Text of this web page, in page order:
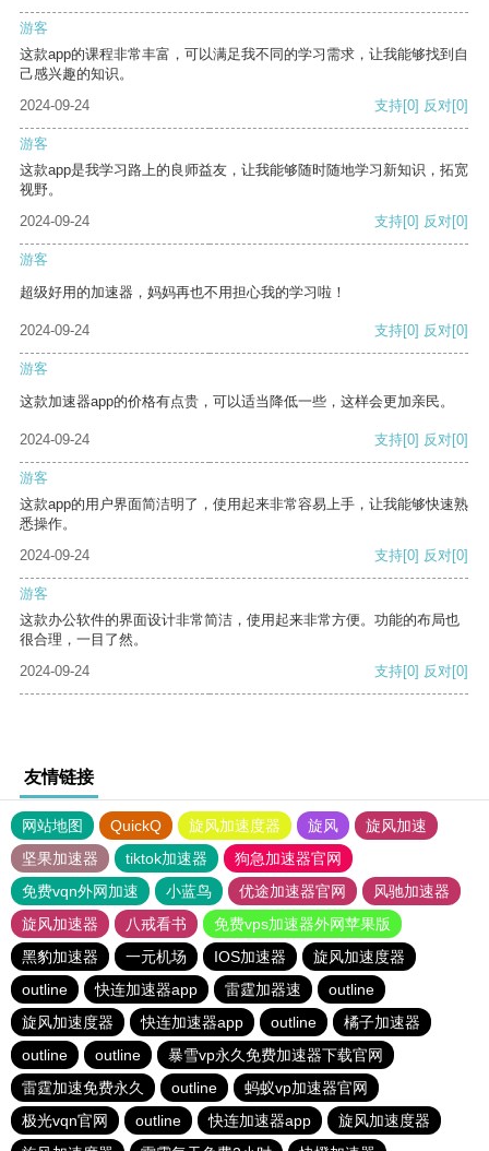
游客
这款app的课程非常丰富，可以满足我不同的学习需求，让我能够找到自
己感兴趣的知识。
2024-09-24
支持[0] 反对[0]
游客
这款app是我学习路上的良师益友，让我能够随时随地学习新知识，拓宽
视野。
2024-09-24
支持[0] 反对[0]
游客
超级好用的加速器，妈妈再也不用担心我的学习啦！
2024-09-24 支持[0] 反对[0]
游客
这款加速器app的价格有点贵，可以适当降低一些，这样会更加亲民。
2024-09-24 支持[0] 反对[0]
游客
这款app的用户界面简洁明了，使用起来非常容易上手，让我能够快速熟
悉操作。
2024-09-24
支持[0] 反对[0]
游客
这款办公软件的界面设计非常简洁，使用起来非常方便。功能的布局也
很合理，一目了然。
2024-09-24
支持[0] 反对[0]
友情链接
网站地图 QuickQ 旋风加速度器 旋风
旋风加速
坚果加速器
tiktok加速器
狗急加速器官网
免费vqn外网加速
小蓝鸟 优途加速器官网
风驰加速器
旋风加速器
八戒看书
免费vps加速器外网苹果版
黑豹加速器
一元机场 IOS加速器
旋风加速度器
outline
快连加速器app 雷霆加器速
outline
旋风加速度器
快连加速器app outline
橘子加速器
outline
outline
暴雪vp永久免费加速器下载官网
雷霆加速免费永久
outline
蚂蚁vp加速器官网
极光vqn官网
outline 快连加速器app
旋风加速度器